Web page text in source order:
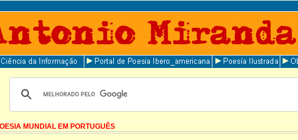
MUNDIAL EM PORTUGUÊS